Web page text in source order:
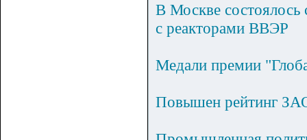
В Москве
с реакторами ВВЭР
Медали премии
Повышен рейтинг